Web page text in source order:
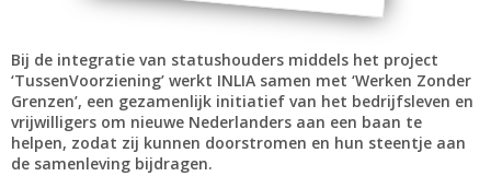
Bij de integratie van statushouders middels het project
‘TussenVoorziening’ werkt INLIA samen met ‘Werken Zonder
Grenzen’, een gezamenlijk initiatief van het bedrijfsleven en
vrijwilligers om nieuwe Nederlanders aan een baan te
helpen, zodat zij kunnen doorstromen en hun steentje aan
de samenleving bijdragen.